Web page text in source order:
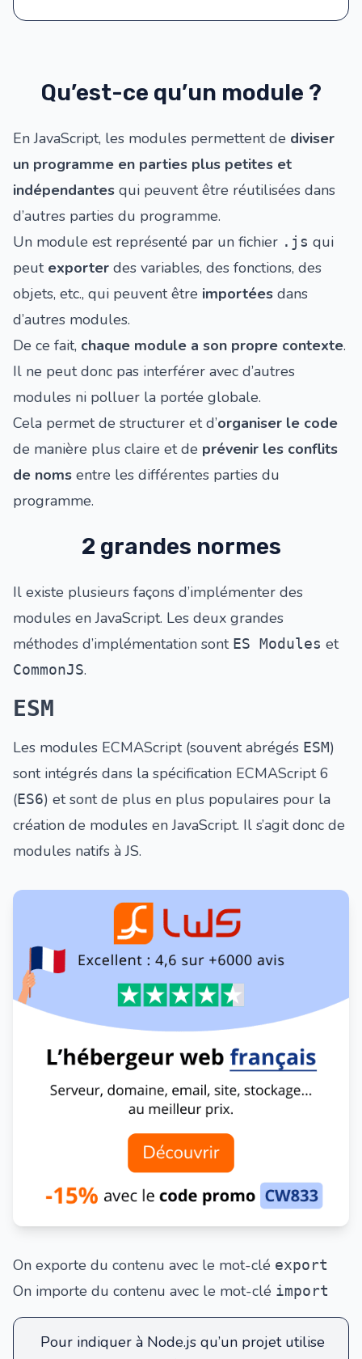
Qu’est-ce qu’un module ?
En JavaScript, les modules permettent de diviser
un programme en parties plus petites et
indépendantes qui peuvent être réutilisées dans
d’autres parties du programme.
Un module est représenté par un fichier .js qui
peut exporter des variables, des fonctions, des
objets, etc., qui peuvent être importées dans
d’autres modules.
De ce fait, chaque module a son propre contexte.
Il ne peut donc pas interférer avec d’autres
modules ni polluer la portée globale.
Cela permet de structurer et d’organiser le code
de manière plus claire et de prévenir les conflits
de noms entre les différentes parties du
programme.
2 grandes normes
Il existe plusieurs façons d’implémenter des
modules en JavaScript. Les deux grandes
méthodes d’implémentation sont ES Modules et
CommonJS.
ESM
Les modules ECMAScript (souvent abrégés ESM)
sont intégrés dans la spécification ECMAScript 6
(ES6) et sont de plus en plus populaires pour la
création de modules en JavaScript. Il s’agit donc de
modules natifs à JS.
On exporte du contenu avec le mot-clé export
On importe du contenu avec le mot-clé import
Pour indiquer à Node.js qu’un projet utilise